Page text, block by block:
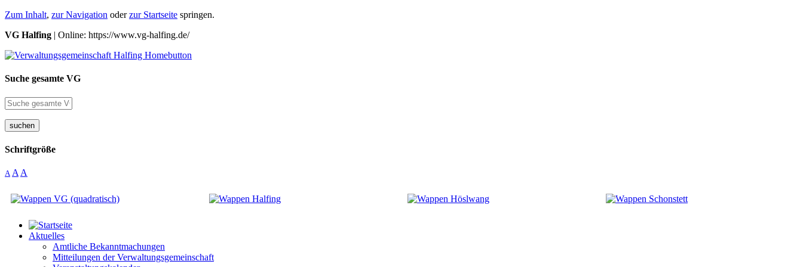
Zum Inhalt, zur Navigation oderzur Startseite springen.
VG Halfing | Online: https://www.vg-halfing.de/
Suche gesamte VG
suchen
Schriftgröße
A A A
Aktuelles
Amtliche Bekanntmachungen
Mitteilungen der Verwaltungsgemeinschaft